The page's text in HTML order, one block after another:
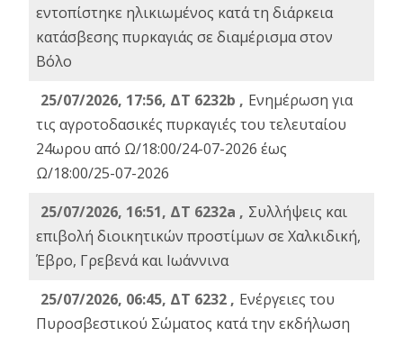
εντοπίστηκε ηλικιωμένος κατά τη διάρκεια
κατάσβεσης πυρκαγιάς σε διαμέρισμα στον
Βόλο
25/07/2026, 17:56, ΔΤ 6232b , Ενημέρωση για
τις αγροτοδασικές πυρκαγιές του τελευταίου
24ωρου από Ω/18:00/24-07-2026 έως
Ω/18:00/25-07-2026
25/07/2026, 16:51, ΔΤ 6232a , Συλλήψεις και
επιβολή διοικητικών προστίμων σε Χαλκιδική,
Έβρο, Γρεβενά και Ιωάννινα
25/07/2026, 06:45, ΔΤ 6232 , Ενέργειες του
Πυροσβεστικού Σώματος κατά την εκδήλωση